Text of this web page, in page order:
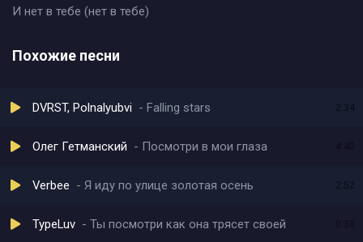
И нет в тебе (нет в тебе)
Похожие песни
DVRST, Polnalyubvi Falling stars 2:34
Олег Гетманский Посмотри в мои глаза
Verbee Я иду по улице золотая осень 2:52
TypeLuv Ты посмотри как она трясет своей